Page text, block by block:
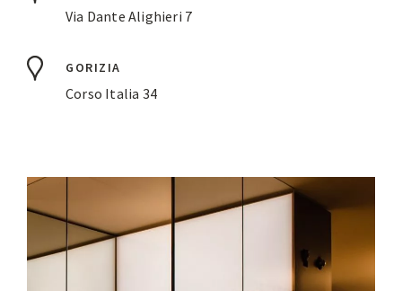
Via Dante Alighieri 7
GORIZIA
Corso Italia 34